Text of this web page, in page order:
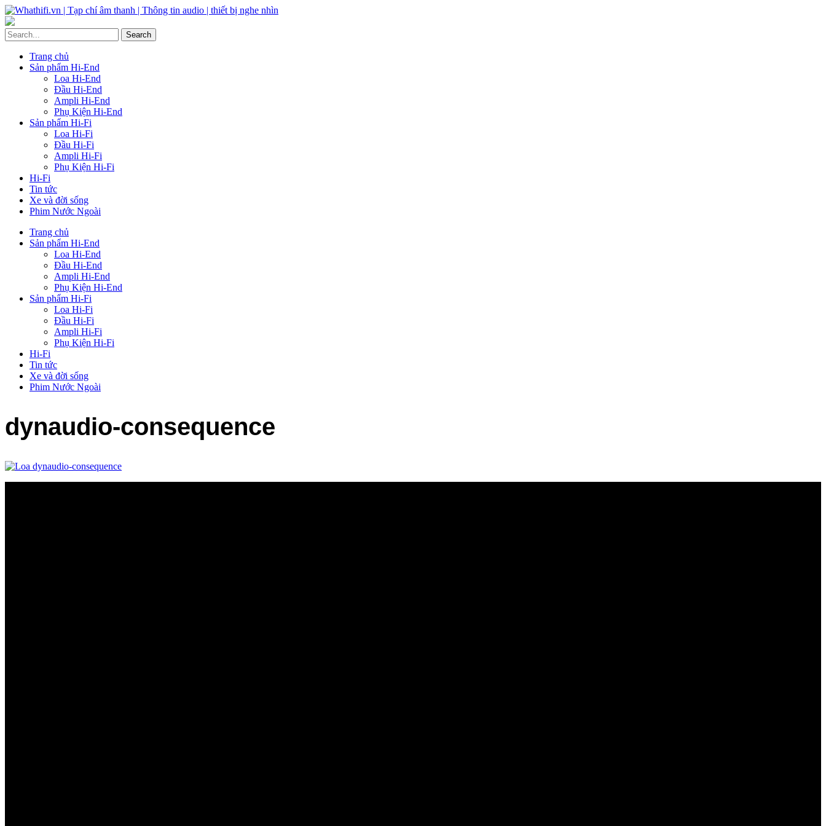
Trang chủ
Sản phẩm Hi-End
Loa Hi-End
Đầu Hi-End
Ampli Hi-End
Phụ Kiện Hi-End
Sản phẩm Hi-Fi
Loa Hi-Fi
Đầu Hi-Fi
Ampli Hi-Fi
Phụ Kiện Hi-Fi
Hi-Fi
Tin tức
Xe và đời sống
Phim Nước Ngoài
Trang chủ
Sản phẩm Hi-End
Loa Hi-End
Đầu Hi-End
Ampli Hi-End
Phụ Kiện Hi-End
Sản phẩm Hi-Fi
Loa Hi-Fi
Đầu Hi-Fi
Ampli Hi-Fi
Phụ Kiện Hi-Fi
Hi-Fi
Tin tức
Xe và đời sống
Phim Nước Ngoài
dynaudio-consequence